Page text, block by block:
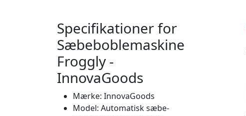
Specifikationer for
Sæbeboblemaskine
Froggly -
InnovaGoods
Mærke: InnovaGoods
Model: Automatisk sæbe-